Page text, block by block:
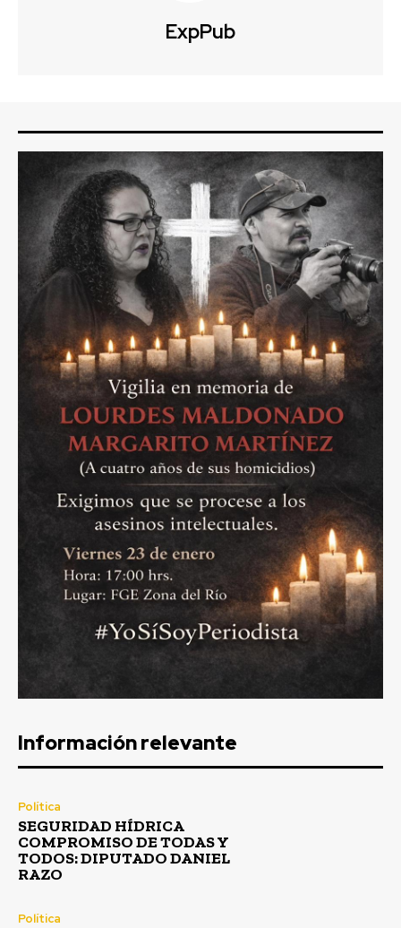
ExpPub
Información relevante
Política
SEGURIDAD HÍDRICA
COMPROMISO DE TODAS Y
TODOS: DIPUTADO DANIEL
RAZO
Política